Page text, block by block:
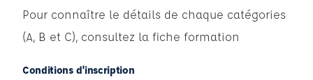
Pour connaître le détails de chaque catégories
(A, B et C), consultez la fiche formation
Conditions d'inscription